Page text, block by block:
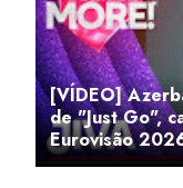
[VÍDEO]
de "Just Go",
Eurovisão